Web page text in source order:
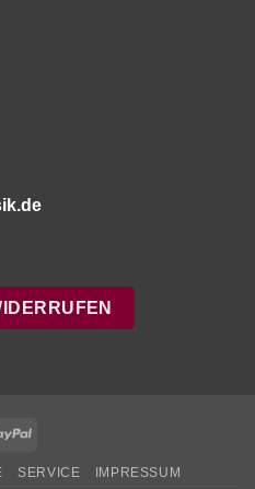
PayPal
SERVICE IMPRESSUM